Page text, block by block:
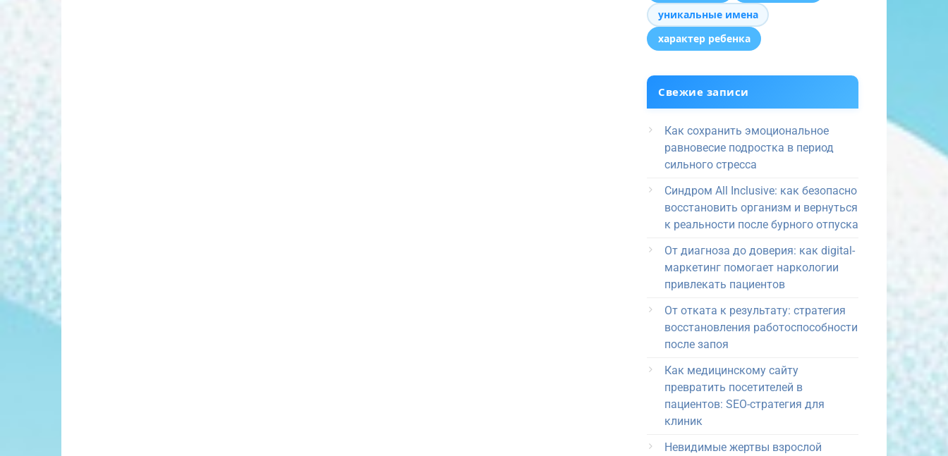
уникальные имена
характер ребенка
Свежие записи
Как сохранить эмоциональное
равновесие подростка в период
сильного стресса
Синдром All Inclusive: как безопасно
восстановить организм и вернуться
к реальности после бурного отпуска
От диагноза до доверия: как digital-
маркетинг помогает наркологии
привлекать пациентов
От отката к результату: стратегия
восстановления работоспособности
после запоя
Как медицинскому сайту
превратить посетителей в
пациентов: SEO-стратегия для
клиник
Невидимые жертвы взрослой